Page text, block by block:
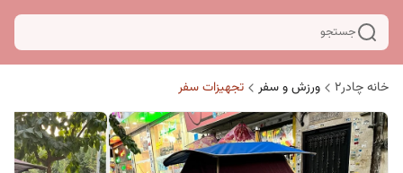
جستجو
خانه چادر۲ ورزش و سفر تجهیزات سفر